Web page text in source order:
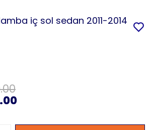
iç sol sedan 2011-2014